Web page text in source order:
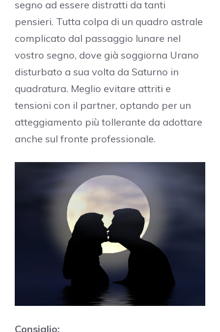
segno ad essere distratti da tanti
pensieri. Tutta colpa di un quadro astrale
complicato dal passaggio lunare nel
vostro segno, dove già soggiorna Urano
disturbato a sua volta da Saturno in
quadratura. Meglio evitare attriti e
tensioni con il partner, optando per un
atteggiamento più tollerante da adottare
anche sul fronte professionale.
Consiglio: